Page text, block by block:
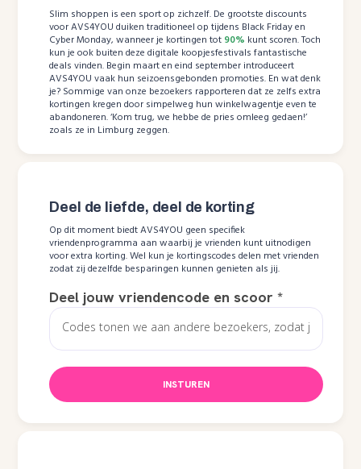
Slim shoppen is een sport op zichzelf. De grootste discounts
voor AVS4YOU duiken traditioneel op tijdens Black Friday en
Cyber Monday, wanneer je kortingen tot 90% kunt scoren. Toch
kun je ook buiten deze digitale koopjesfestivals fantastische
deals vinden. Begin maart en eind september introduceert
AVS4YOU vaak hun seizoensgebonden promoties. En wat denk
je? Sommige van onze bezoekers rapporteren dat ze zelfs extra
kortingen kregen door simpelweg hun winkelwagentje even te
abandoneren. ‘Kom trug, we hebbe de pries omleeg gedaen!’
zoals ze in Limburg zeggen.
Deel de liefde, deel de korting
Op dit moment biedt AVS4YOU geen specifiek
vriendenprogramma aan waarbij je vrienden kunt uitnodigen
voor extra korting. Wel kun je kortingscodes delen met vrienden
zodat zij dezelfde besparingen kunnen genieten als jij.
Deel jouw vriendencode en scoor*
INSTUREN